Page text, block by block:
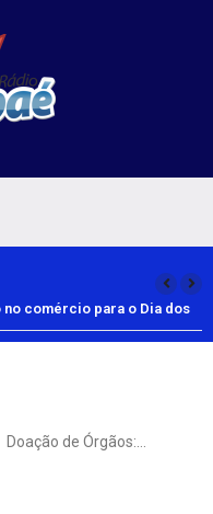
comércio para o Dia dos
Doação de Órgãos:…